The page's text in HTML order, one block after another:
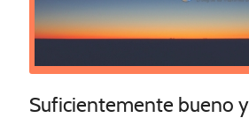
Suficientemente bueno y